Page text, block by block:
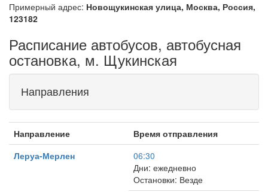
Примерный адрес: Новощукинская улица, Москва, Россия,
123182
Расписание автобусов, автобусная
остановка, м. Щукинская
Направления
Направление
Время отправления
Леруа-Мерлен
06:30
Дни: ежедневно
Остановки: Везде